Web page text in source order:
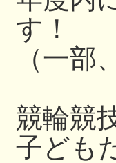
す！
（一
競輪競
子ども